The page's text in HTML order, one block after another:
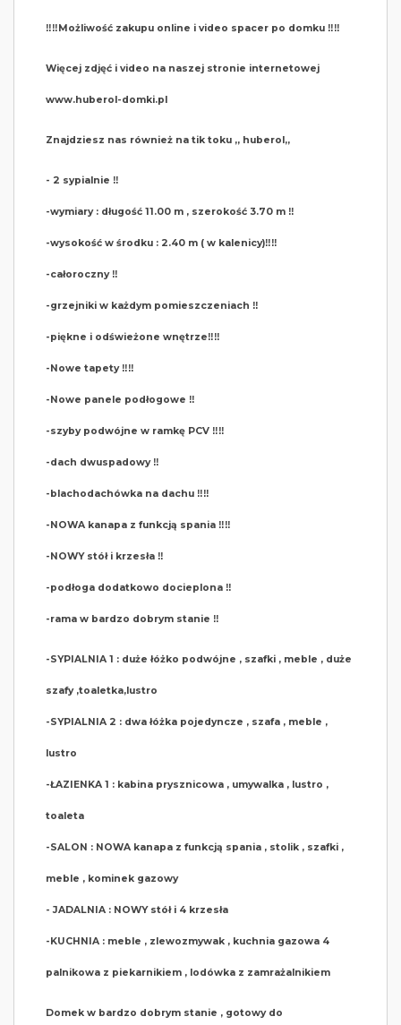
‼️‼️Możliwość zakupu online i video spacer po domku ‼️‼️
Więcej zdjęć i video na naszej stronie internetowej
www.huberol-domki.pl
Znajdziesz nas również na tik toku ,, huberol,,
- 2 sypialnie ‼️
-wymiary : długość 11.00 m , szerokość 3.70 m ‼️
-wysokość w środku : 2.40 m ( w kalenicy)‼️‼️
-całoroczny ‼️
-grzejniki w każdym pomieszczeniach ‼️
-piękne i odświeżone wnętrze‼️‼️
-Nowe tapety ‼️‼️
-Nowe panele podłogowe ‼️
-szyby podwójne w ramkę PCV ‼️‼️
-dach dwuspadowy ‼️
-blachodachówka na dachu ‼️‼️
-NOWA kanapa z funkcją spania ‼️‼️
-NOWY stół i krzesła ‼️
-podłoga dodatkowo docieplona ‼️
-rama w bardzo dobrym stanie ‼️
-SYPIALNIA 1 : duże łóżko podwójne , szafki , meble , duże
szafy ,toaletka,lustro
-SYPIALNIA 2 : dwa łóżka pojedyncze , szafa , meble ,
lustro
-ŁAZIENKA 1 : kabina prysznicowa , umywalka , lustro ,
toaleta
-SALON : NOWA kanapa z funkcją spania , stolik , szafki ,
meble , kominek gazowy
- JADALNIA : NOWY stół i 4 krzesła
-KUCHNIA : meble , zlewozmywak , kuchnia gazowa 4
palnikowa z piekarnikiem , lodówka z zamrażalnikiem
Domek w bardzo dobrym stanie , gotowy do